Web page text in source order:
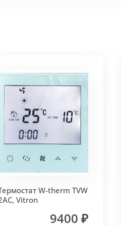
покрытием чёрного цвета.
- золото, бронза, чёрный,
решетки - 13мм.Может
W-therm TVW
Vitron
9400 ₽